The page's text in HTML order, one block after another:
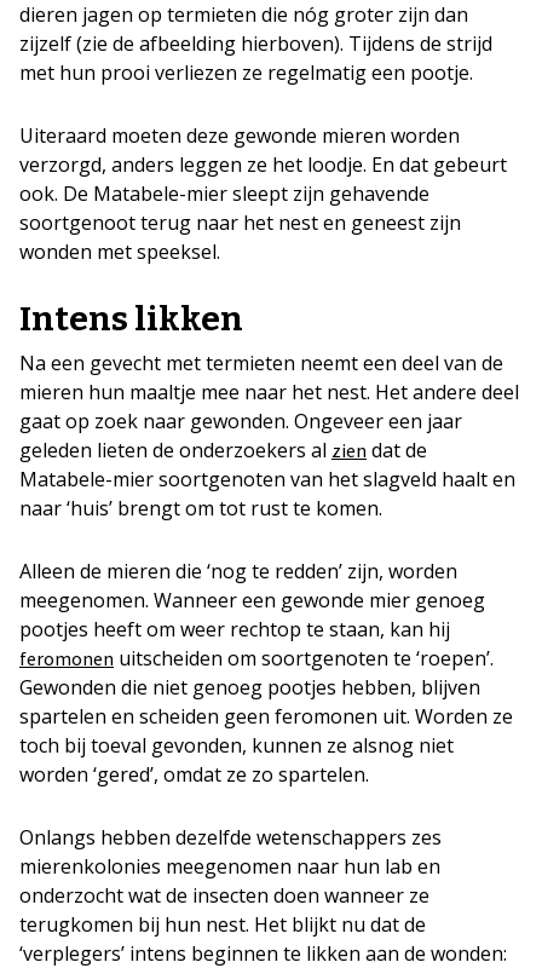
dieren jagen op termieten die nóg groter zijn dan
zijzelf (zie de afbeelding hierboven). Tijdens de strijd
met hun prooi verliezen ze regelmatig een pootje.
Uiteraard moeten deze gewonde mieren worden
verzorgd, anders leggen ze het loodje. En dat gebeurt
ook. De Matabele-mier sleept zijn gehavende
soortgenoot terug naar het nest en geneest zijn
wonden met speeksel.
Intens likken
Na een gevecht met termieten neemt een deel van de
mieren hun maaltje mee naar het nest. Het andere deel
gaat op zoek naar gewonden. Ongeveer een jaar
geleden lieten de onderzoekers al zien dat de
Matabele-mier soortgenoten van het slagveld haalt en
naar ‘huis’ brengt om tot rust te komen.
Alleen de mieren die ‘nog te redden’ zijn, worden
meegenomen. Wanneer een gewonde mier genoeg
pootjes heeft om weer rechtop te staan, kan hij
feromonen uitscheiden om soortgenoten te ‘roepen’.
Gewonden die niet genoeg pootjes hebben, blijven
spartelen en scheiden geen feromonen uit. Worden ze
toch bij toeval gevonden, kunnen ze alsnog niet
worden ‘gered’, omdat ze zo spartelen.
Onlangs hebben dezelfde wetenschappers zes
mierenkolonies meegenomen naar hun lab en
onderzocht wat de insecten doen wanneer ze
terugkomen bij hun nest. Het blijkt nu dat de
‘verplegers’ intens beginnen te likken aan de wonden: